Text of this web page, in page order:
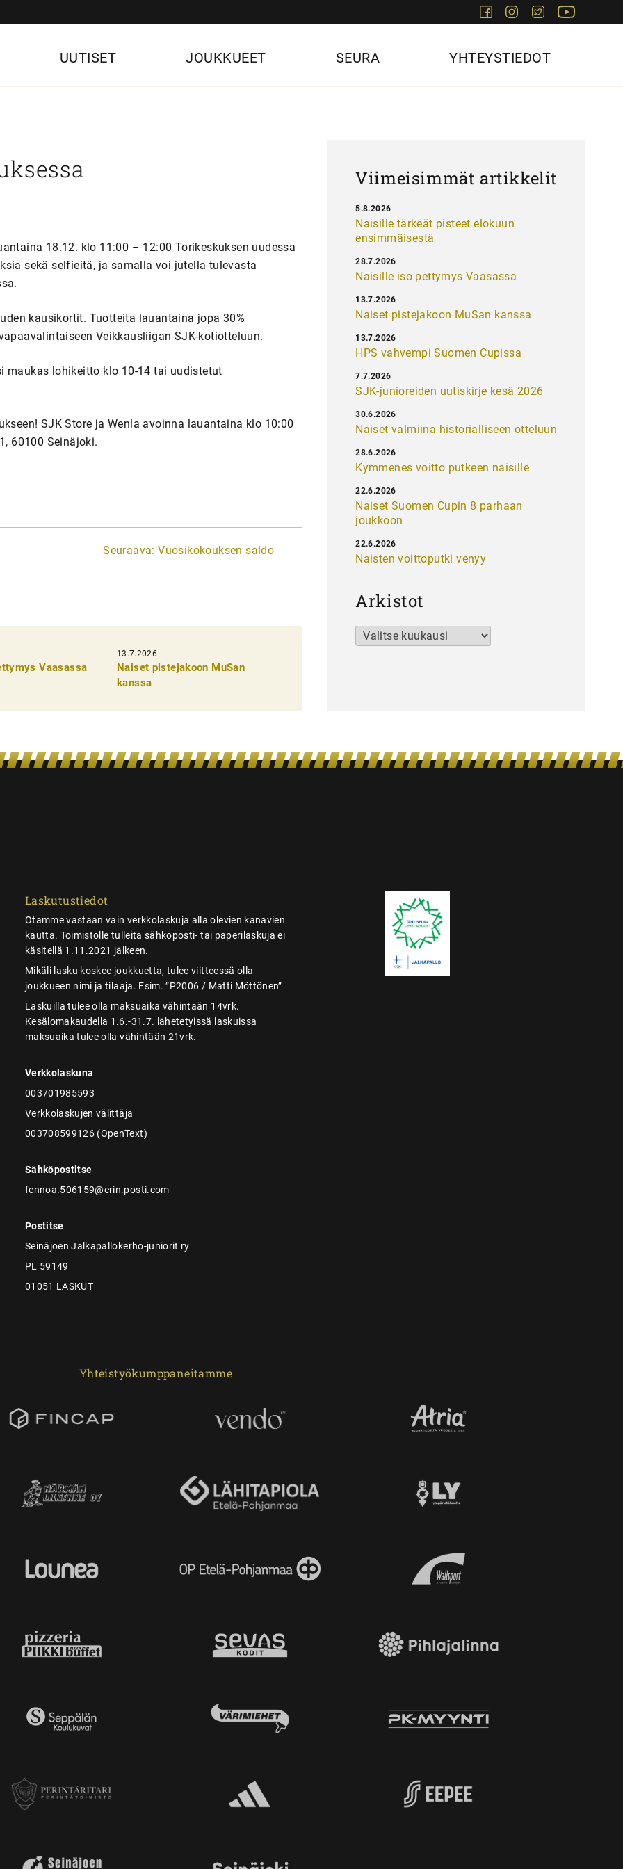
FacebookInstagram
Twitter
UUTISET JOUKKUEET SEURA YHTEYSTIEDOT
18.12. klo 11:00 – 12:00 Torikeskuksen uudessa
sekä selfieitä, ja samalla voi jutella tulevasta
kausikortit. Tuotteita lauantaina jopa 30%
Veikkausliigan SJK-kotiotteluun.
maukas lohikeitto klo 10-14 tai uudistetut
SJK Store ja Wenla avoinna lauantaina klo 10:00
60100 Seinäjoki.
Seuraava: Vuosikokouksen saldo
Vaasassa
13.7.2026
Naiset pistejakoon MuSan
kanssa
Viimeisimmät artikkelit
Naisille tärkeät pisteet elokuun
ensimmäisestä
5.8.2026
Naisille iso pettymys Vaasassa
28.7.2026
Naiset pistejakoon MuSan kanssa
13.7.2026
HPS vahvempi Suomen Cupissa
13.7.2026
SJK-junioreiden uutiskirje kesä 2026
7.7.2026
Naiset valmiina historialliseen otteluun
30.6.2026
Kymmenes voitto putkeen naisille
28.6.2026
Naiset Suomen Cupin 8 parhaan
joukkoon
22.6.2026
Naisten voittoputki venyy
22.6.2026
Arkistot
Arkistot
Laskutustiedot
Otamme vastaan vain verkkolaskuja alla olevien kanavien
kautta. Toimistolle tulleita sähköposti- tai paperilaskuja ei
käsitellä 1.11.2021 jälkeen.
Mikäli lasku koskee joukkuetta, tulee viitteessä olla
joukkueen nimi ja tilaaja. Esim. ”P2006 / Matti Möttönen”
Laskuilla tulee olla maksuaika vähintään 14vrk.
Kesälomakaudella 1.6.-31.7. lähetetyissä laskuissa
maksuaika tulee olla vähintään 21vrk.
Verkkolaskuna
003701985593
Verkkolaskujen välittäjä
003708599126 (OpenText)
Sähköpostitse
fennoa.506159@erin.posti.com
Postitse
Seinäjoen Jalkapallokerho-juniorit ry
PL 59149
01051 LASKUT
Yhteistyökumppaneitamme